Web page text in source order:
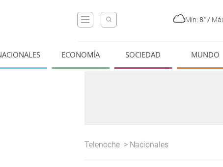
Mín: 8° /
ECONOMÍA SOCIEDAD MUNDO
Telenoche > Nacionales